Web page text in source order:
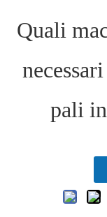
Quali
pali